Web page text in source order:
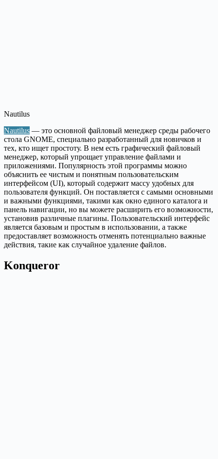
Nautilus
Nautilus — это основной файловый менеджер среды рабочего
стола GNOME, специально разработанный для новичков и
тех, кто ищет простоту. В нем есть графический файловый
менеджер, который упрощает управление файлами и
приложениями. Популярность этой программы можно
объяснить ее чистым и понятным пользовательским
интерфейсом (UI), который содержит массу удобных для
пользователя функций. Он поставляется с самыми основными
и важными функциями, такими как окно единого каталога и
панель навигации, но вы можете расширить его возможности,
установив различные плагины. Пользовательский интерфейс
является базовым и простым в использовании, а также
предоставляет возможность отменять потенциально важные
действия, такие как случайное удаление файлов.
Konqueror